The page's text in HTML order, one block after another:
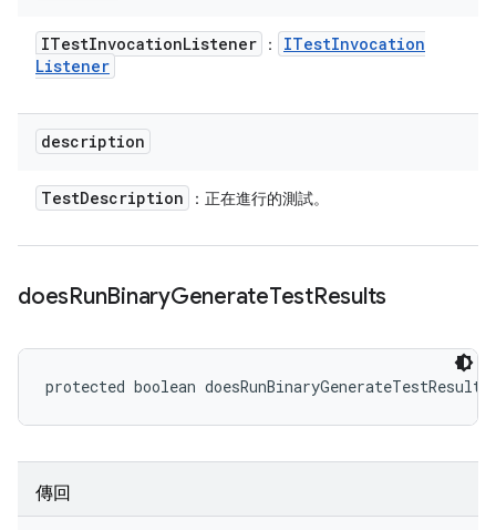
ITestInvocationListener ： ITestInvocation
Listener
description
TestDescription ：正在進行的測試。
doesRunBinaryGenerateTestResults
protected boolean
傳回